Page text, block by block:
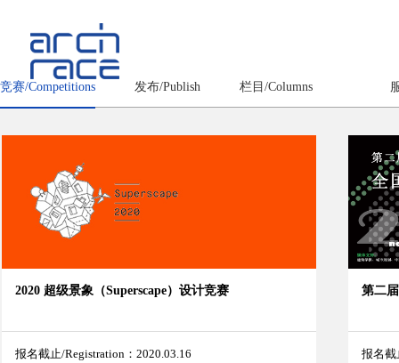
竞赛/Competitions 发布/Publish 栏目/Columns
2020 超级景象（Superscape）设计竞赛
报名截止/Registration：2020.03.16
第二
报名截